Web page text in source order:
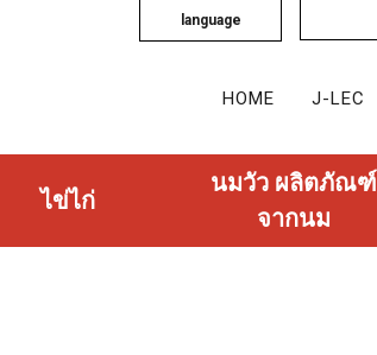
language
HOME J-LEC
ไข่ไก่
นมวัว ผลิตภัณฑ์
จากนม